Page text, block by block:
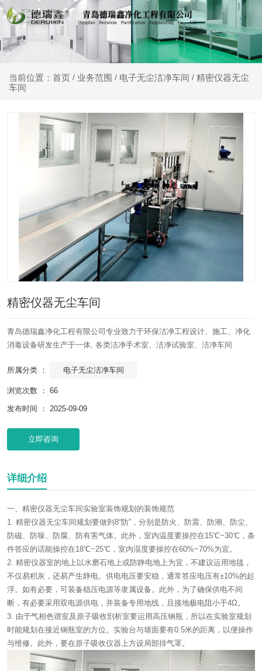
当前位置：首页 / 业务范围 / 电子无尘洁净车间 / 精密仪器无尘
车间
精密仪器无尘车间
青岛德瑞鑫净化工程有限公司专业致力于环保洁净工程设计、施工、净化
消毒设备研发生产于一体, 各类洁净手术室、洁净试验室、洁净车间
所属分类 ： 电子无尘洁净车间
浏览次数 ： 66
发布时间 ： 2025-09-09
立即咨询
详细介绍
一、精密仪器无尘车间实验室装饰规划的装饰规范
1. 精密仪器无尘车间规划要做到8“防”，分别是防火、防震、防潮、防尘、
防磁、防噪、防腐、防有害气体。此外，室内温度要操控在15℃~30℃，条
件答应的话能操控在18℃~25℃，室内湿度要操控在60%~70%为宜。
2. 精密仪器室的地上以水磨石地上或防静电地上为宜，不建议运用地毯，
不仅易积灰，还易产生静电。供电电压要安稳，通常答应电压有±10%的起
浮。如有必要，可装备稳压电源等隶属设备。此外，为了确保供电不间
断，有必要采用双电源供电，并装备专用地线，且接地极电阻小于4Ω。
3. 由于气相色谱室及原子吸收剖析室要运用高压钢瓶，所以在实验室规划
时能规划在接近钢瓶室的方位。实验台与墙面要有0.5米的距离，以便操作
与维修。此外，要在原子吸收仪器上方设局部排气罩。